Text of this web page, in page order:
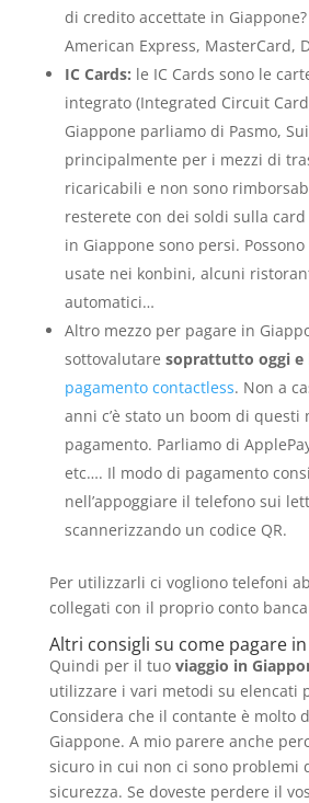
di credito accettate in
American Express, MasterCard,
IC Cards: le IC Cards sono le
integrato (Integrated Circuit
Giappone parliamo di Pasmo,
principalmente per i mezzi di
ricaricabili e non sono
resterete con dei soldi sulla
in Giappone sono persi.
usate nei konbini, alcuni
automatici…
Altro mezzo per pagare in
sottovalutare soprattutto oggi e
pagamento contactless. Non a
anni c’è stato un boom di questi
pagamento. Parliamo di
etc…. Il modo di pagamento
nell’appoggiare il telefono sui
scannerizzando un codice QR.
Per utilizzarli ci vogliono telefoni
collegati con il proprio conto
Altri consigli su come pagare
Quindi per il tuo viaggio in
utilizzare i vari metodi su elencati
Considera che il contante è molto
Giappone. A mio parere anche
sicuro in cui non ci sono problemi
sicurezza. Se doveste perdere il